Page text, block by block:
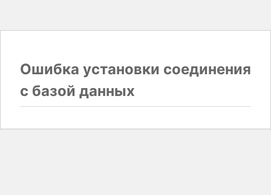
Ошибка установки соединения
с базой данных